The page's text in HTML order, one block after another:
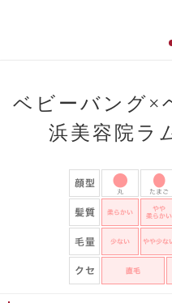
ベビーバング×
浜美容院ラ